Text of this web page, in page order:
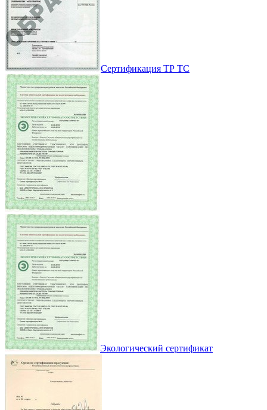
Сертификация ТР ТС
Экологический сертификат